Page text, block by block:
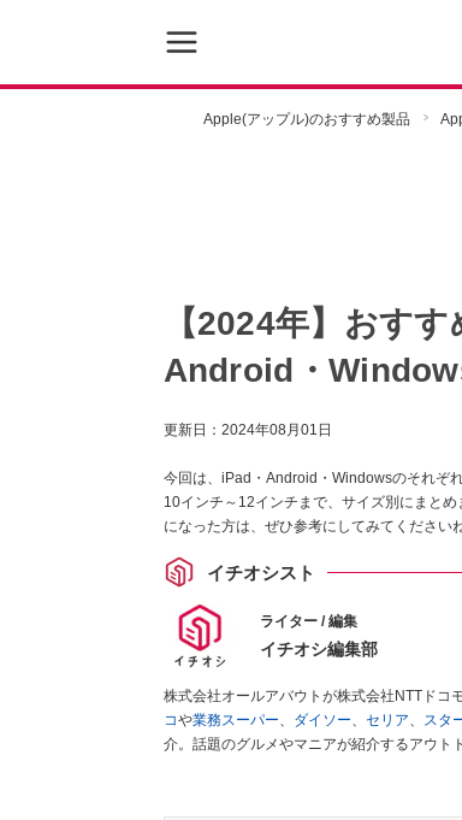
Apple(アップル)のおすすめ製品
【2024年】おす
Android・
更新日： 2024年08月01日
今回は、iPad・Android・Windowsのそれぞ
10インチ～12インチまで、サイズ別にまと
になった方は、ぜひ参考にしてみてくださいね
イチオシスト
ライター / 編集
イチオシ編集部
株式会社オールアバウトが株式会社NTTドコ
コや業務スーパー、 ダイソー、 セリア、 スタ
介。話題のグルメやマニアが紹介するアウト